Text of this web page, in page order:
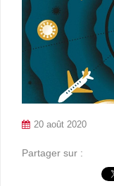
20 août 2020
Partager sur :